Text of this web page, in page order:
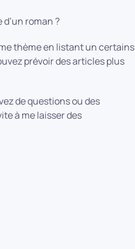
roman ?
thème en listant un certains
prévoir des articles plus
de questions ou des
à me laisser des